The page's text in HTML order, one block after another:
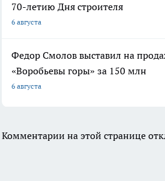
70-летию Дня строителя
6 августа
Федор Смолов выставил на
«Воробьевы горы» за 150 млн
6 августа
Комментарии на этой странице